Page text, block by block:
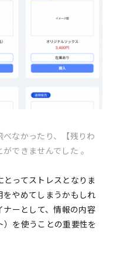
べなかったり、【残りわ
できませんでした 。
ってストレスとなりま
やめてしまうかもしれ
ナーとして、情報の内容
）を使うことの重要性を